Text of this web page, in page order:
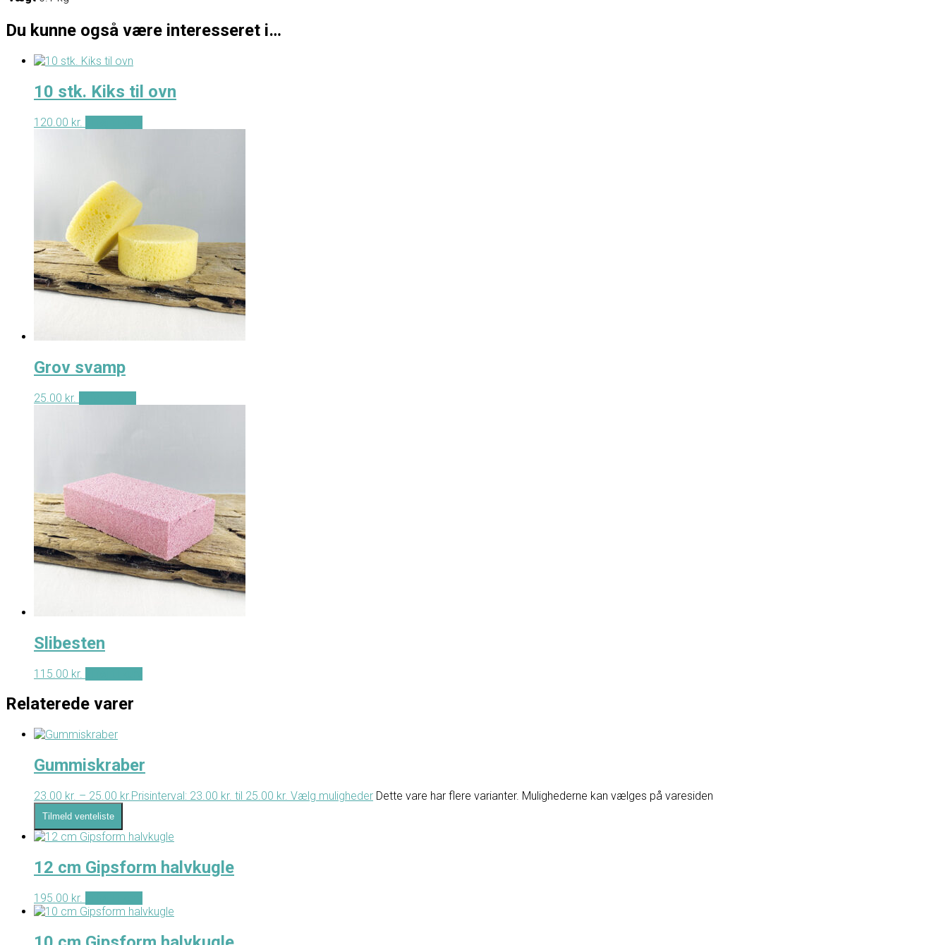
Du kunne også være interesseret i…
10 stk. Kiks til ovn
120.00 kr.
Grov svamp
25.00 kr.
Slibesten
115.00 kr.
Relaterede varer
Gummiskraber
23.00 kr. – 25.00 kr.Prisinterval: 23.00 kr. til 25.00 kr. Vælg muligheder Dette vare har flere varianter. Mulighederne kan vælges på varesiden
Tilmeld venteliste
12 cm Gipsform halvkugle
195.00 kr.